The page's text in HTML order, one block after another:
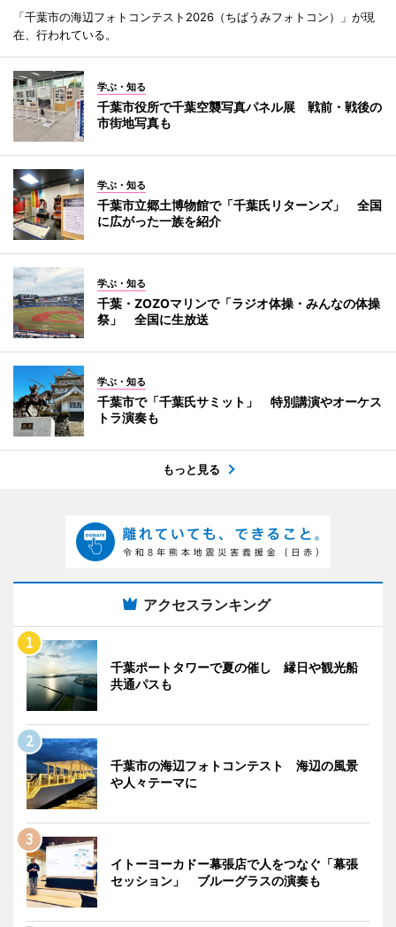
「千葉市の海辺フォトコンテスト2026（ちばうみフォトコン）」が現
在、行われている。
学ぶ・知る
千葉市役所で千葉空襲写真パネル展 戦前・戦後の
市街地写真も
学ぶ・知る
千葉市立郷土博物館で「千葉氏リターンズ」 全国
に広がった一族を紹介
学ぶ・知る
千葉・ZOZOマリンで「ラジオ体操・みんなの体操
祭」 全国に生放送
学ぶ・知る
千葉市で「千葉氏サミット」 特別講演やオーケス
トラ演奏も
もっと見る
アクセスランキング
千葉ポートタワーで夏の催し 縁日や観光船
共通パスも
千葉市の海辺フォトコンテスト 海辺の風景
や人々テーマに
イトーヨーカドー幕張店で人をつなぐ「幕張
セッション」 ブルーグラスの演奏も